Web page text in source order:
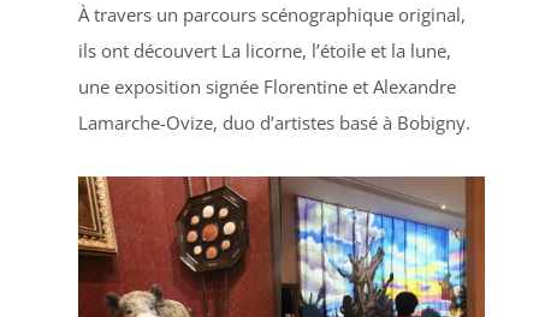
À travers un parcours scénographique original,
ils ont découvert La licorne, l’étoile et la lune,
une exposition signée Florentine et Alexandre
Lamarche-Ovize, duo d’artistes basé à Bobigny.